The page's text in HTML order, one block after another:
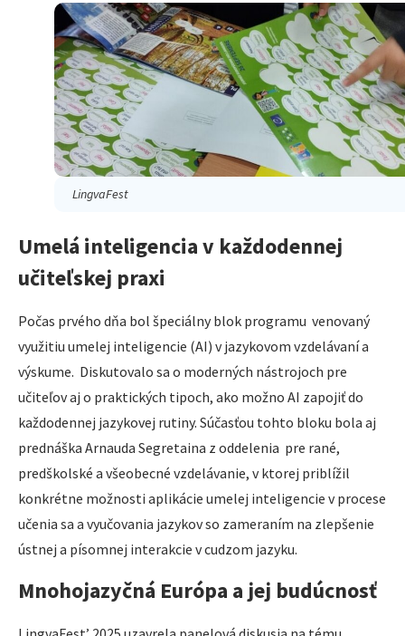
LingvaFest
Umelá inteligencia v každodennej
učiteľskej praxi
Počas prvého dňa bol špeciálny blok programu venovaný
využitiu umelej inteligencie (AI) v jazykovom vzdelávaní a
výskume. Diskutovalo sa o moderných nástrojoch pre
učiteľov aj o praktických tipoch, ako možno AI zapojiť do
každodennej jazykovej rutiny. Súčasťou tohto bloku bola aj
prednáška Arnauda Segretaina z oddelenia pre rané,
predškolské a všeobecné vzdelávanie, v ktorej priblížil
konkrétne možnosti aplikácie umelej inteligencie v procese
učenia sa a vyučovania jazykov so zameraním na zlepšenie
ústnej a písomnej interakcie v cudzom jazyku.
Mnohojazyčná Európa a jej budúcnosť